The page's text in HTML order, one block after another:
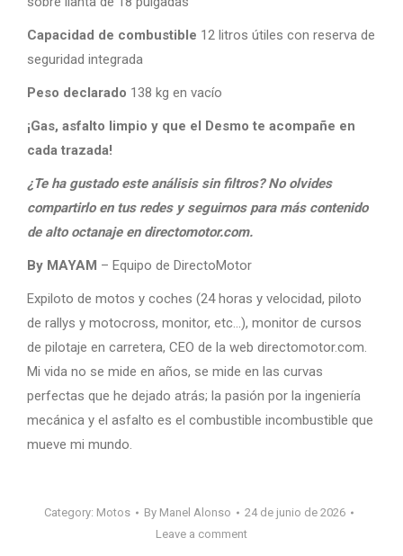
Capacidad de combustible 12 litros útiles con reserva de
seguridad integrada
Peso declarado 138 kg en vacío
¡Gas, asfalto limpio y que el Desmo te acompañe en
cada trazada!
¿Te ha gustado este análisis sin filtros? No olvides
compartirlo en tus redes y seguirnos para más contenido
de alto octanaje en directomotor.com.
By MAYAM – Equipo de DirectoMotor
Expiloto de motos y coches (24 horas y velocidad, piloto
de rallys y motocross, monitor, etc…), monitor de cursos
de pilotaje en carretera, CEO de la web directomotor.com.
Mi vida no se mide en años, se mide en las curvas
perfectas que he dejado atrás; la pasión por la ingeniería
mecánica y el asfalto es el combustible incombustible que
mueve mi mundo.
Category: Motos By Manel Alonso
24 de junio de 2026
Leave a comment